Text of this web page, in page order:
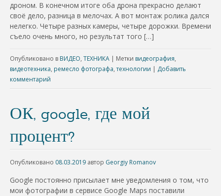
дроном. В конечном итоге оба дрона прекрасно делают
своё дело, разница в мелочах. А вот монтаж ролика дался
нелегко. Четыре разных камеры, четыре дорожки. Времени
съело очень много, но результат того […]
Опубликовано в ВИДЕО, ТЕХНИКА | Метки видеография,
видеотехника, ремесло фотографа,технологии | Добавить
комментарий
ОК, google, где мой
процент?
Опубликовано 08.03.2019 автор Georgiy Romanov
Google постоянно присылает мне уведомления о том, что
мои фотографии в сервисе Google Maps поставили